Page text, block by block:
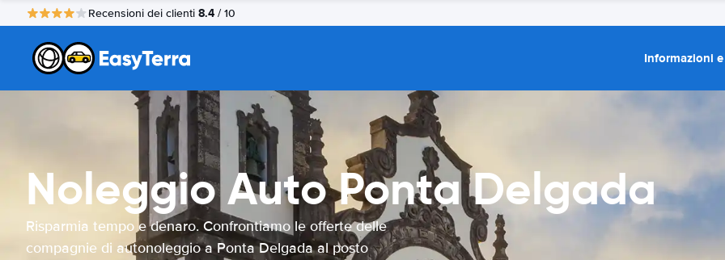
Recensioni dei clienti 8.4 / 10
Informazioni
Noleggio Auto Ponta Delgada
Risparmia tempo e denaro. Confrontiamo le offerte delle
compagnie di autonoleggio a Ponta Delgada al posto